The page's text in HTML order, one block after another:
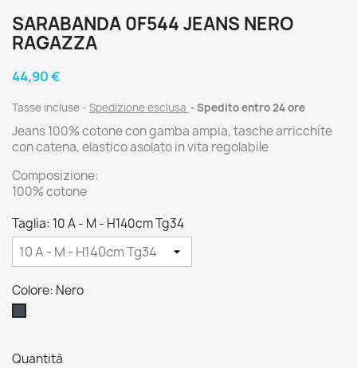
SARABANDA 0F544 JEANS NERO
RAGAZZA
44,90 €
Tasse incluse Spedizione esclusa Spedito entro 24 ore
Jeans 100% cotone con gamba ampia, tasche arricchite
con catena, elastico asolato in vita regolabile
Composizione:
100% cotone
Taglia: 10 A - M - H140cm Tg34
Colore: Nero
Quantità